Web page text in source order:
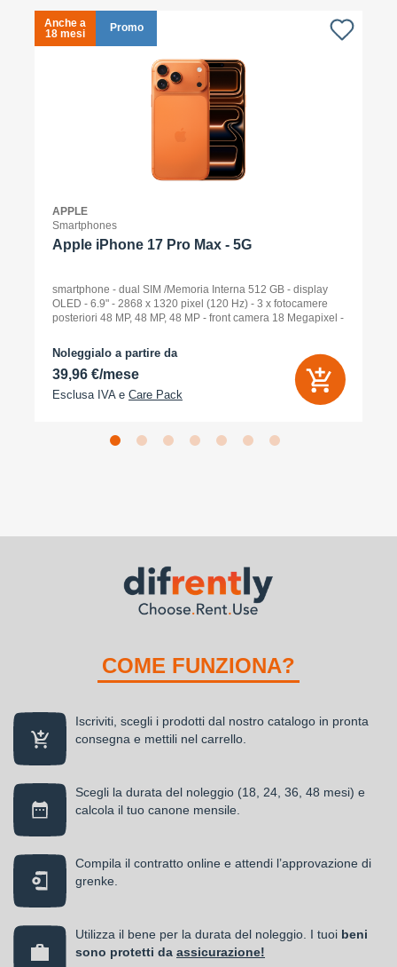
Anche a
18 mesi
Promo
APPLE
Smartphones
Apple iPhone 17 Pro Max - 5G
smartphone - dual SIM /Memoria Interna 512 GB - display
OLED - 6.9" - 2868 x 1320 pixel (120 Hz) - 3 x fotocamere
posteriori 48 MP, 48 MP, 48 MP - front camera 18 Megapixel -
Noleggialo a partire da
39,96 €/mese
Esclusa IVA e Care Pack
COME FUNZIONA?
Iscriviti, scegli i prodotti dal nostro catalogo in pronta
consegna e mettili nel carrello.
Scegli la durata del noleggio (18, 24, 36, 48 mesi) e
calcola il tuo canone mensile.
Compila il contratto online e attendi l’approvazione di
grenke.
Utilizza il bene per la durata del noleggio. I tuoi beni
sono protetti da assicurazione!